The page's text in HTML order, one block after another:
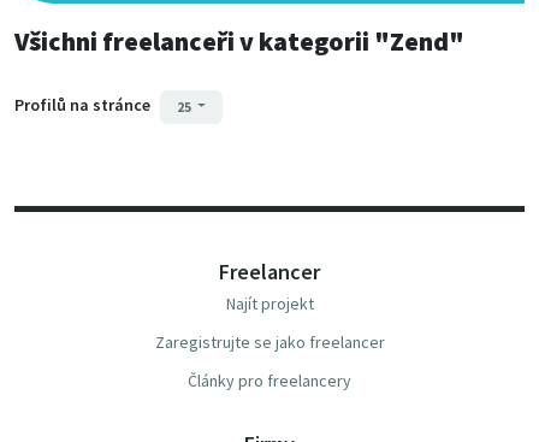
Všichni freelanceřiv kategorii "Zend"
Profilů na stránce 25
Freelancer
Najít projekt
Zaregistrujte se jako freelancer
Články pro freelancery